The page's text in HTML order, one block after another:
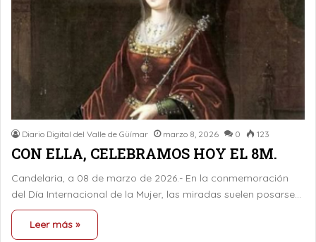
Diario Digital del Valle de Güímar marzo 8, 2026 0 123
CON ELLA, CELEBRAMOS HOY EL 8M.
Candelaria, a 08 de marzo de 2026.- En la conmemoración
del Día Internacional de la Mujer, las miradas suelen posarse…
Leer más »